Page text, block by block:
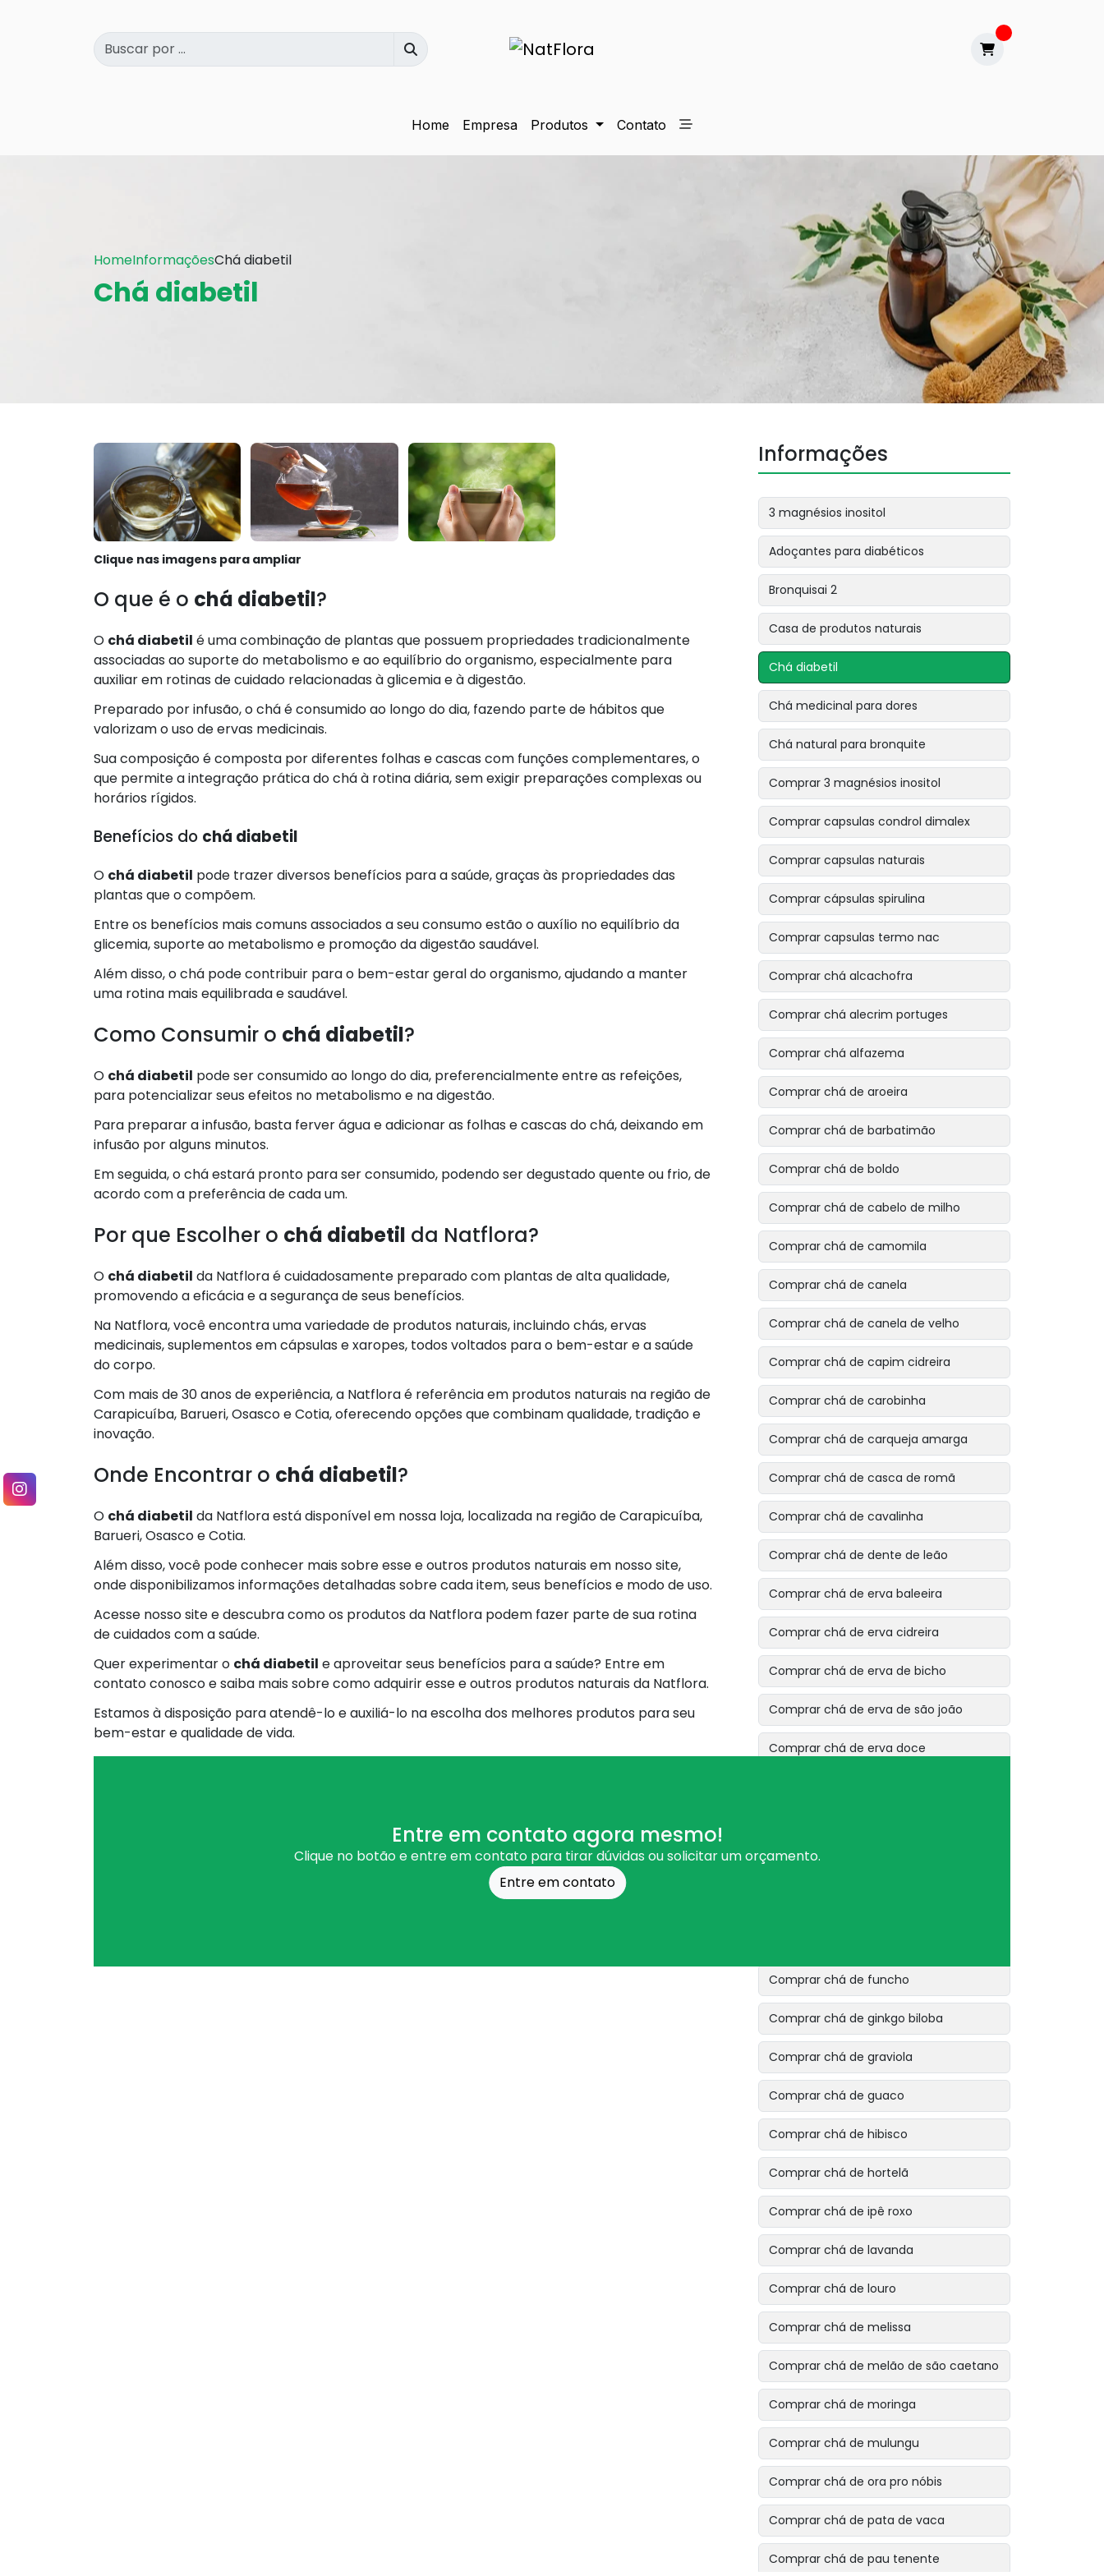
Home Empresa Produtos Contato
HomeInformaçõesChá diabetil
Chá diabetil
Clique nas imagens para ampliar
O que é o chá diabetil?
O chá diabetil é uma combinação de plantas que possuem propriedades tradicionalmente
associadas ao suporte do metabolismo e ao equilíbrio do organismo, especialmente para
auxiliar em rotinas de cuidado relacionadas à glicemia e à digestão.
Preparado por infusão, o chá é consumido ao longo do dia, fazendo parte de hábitos que
valorizam o uso de ervas medicinais.
Sua composição é composta por diferentes folhas e cascas com funções complementares, o
que permite a integração prática do chá à rotina diária, sem exigir preparações complexas ou
horários rígidos.
Benefícios do chá diabetil
O chá diabetil pode trazer diversos benefícios para a saúde, graças às propriedades das
plantas que o compõem.
Entre os benefícios mais comuns associados a seu consumo estão o auxílio no equilíbrio da
glicemia, suporte ao metabolismo e promoção da digestão saudável.
Além disso, o chá pode contribuir para o bem-estar geral do organismo, ajudando a manter
uma rotina mais equilibrada e saudável.
Como Consumir o chá diabetil?
O chá diabetil pode ser consumido ao longo do dia, preferencialmente entre as refeições,
para potencializar seus efeitos no metabolismo e na digestão.
Para preparar a infusão, basta ferver água e adicionar as folhas e cascas do chá, deixando em
infusão por alguns minutos.
Em seguida, o chá estará pronto para ser consumido, podendo ser degustado quente ou frio, de
acordo com a preferência de cada um.
Por que Escolher o chá diabetil da Natflora?
O chá diabetil da Natflora é cuidadosamente preparado com plantas de alta qualidade,
promovendo a eficácia e a segurança de seus benefícios.
Na Natflora, você encontra uma variedade de produtos naturais, incluindo chás, ervas
medicinais, suplementos em cápsulas e xaropes, todos voltados para o bem-estar e a saúde
do corpo.
Com mais de 30 anos de experiência, a Natflora é referência em produtos naturais na região de
Carapicuíba, Barueri, Osasco e Cotia, oferecendo opções que combinam qualidade, tradição e
inovação.
Onde Encontrar o chá diabetil?
O chá diabetil da Natflora está disponível em nossa loja, localizada na região de Carapicuíba,
Barueri, Osasco e Cotia.
Além disso, você pode conhecer mais sobre esse e outros produtos naturais em nosso site,
onde disponibilizamos informações detalhadas sobre cada item, seus benefícios e modo de uso.
Acesse nosso site e descubra como os produtos da Natflora podem fazer parte de sua rotina
de cuidados com a saúde.
Quer experimentar o chá diabetil e aproveitar seus benefícios para a saúde? Entre em
contato conosco e saiba mais sobre como adquirir esse e outros produtos naturais da Natflora.
Estamos à disposição para atendê-lo e auxiliá-lo na escolha dos melhores produtos para seu
bem-estar e qualidade de vida.
Entre em contato agora mesmo!
Clique no botão e entre em contato para tirar dúvidas ou solicitar um orçamento.
Entre em contato
Informações
3 magnésios inositol
Adoçantes para diabéticos
Bronquisai 2
Casa de produtos naturais
Chá diabetil
Chá medicinal para dores
Chá natural para bronquite
Comprar 3 magnésios inositol
Comprar capsulas condrol dimalex
Comprar capsulas naturais
Comprar cápsulas spirulina
Comprar capsulas termo nac
Comprar chá alcachofra
Comprar chá alecrim portuges
Comprar chá alfazema
Comprar chá de aroeira
Comprar chá de barbatimão
Comprar chá de boldo
Comprar chá de cabelo de milho
Comprar chá de camomila
Comprar chá de canela
Comprar chá de canela de velho
Comprar chá de capim cidreira
Comprar chá de carobinha
Comprar chá de carqueja amarga
Comprar chá de casca de romã
Comprar chá de cavalinha
Comprar chá de dente de leão
Comprar chá de erva baleeira
Comprar chá de erva cidreira
Comprar chá de erva de bicho
Comprar chá de erva de são joão
Comprar chá de erva doce
Comprar chá de eucalipto glóbulos
Comprar chá de funcho
Comprar chá de ginkgo biloba
Comprar chá de graviola
Comprar chá de guaco
Comprar chá de hibisco
Comprar chá de hortelã
Comprar chá de ipê roxo
Comprar chá de lavanda
Comprar chá de louro
Comprar chá de melissa
Comprar chá de melão de são caetano
Comprar chá de moringa
Comprar chá de mulungu
Comprar chá de ora pro nóbis
Comprar chá de pata de vaca
Comprar chá de pau tenente